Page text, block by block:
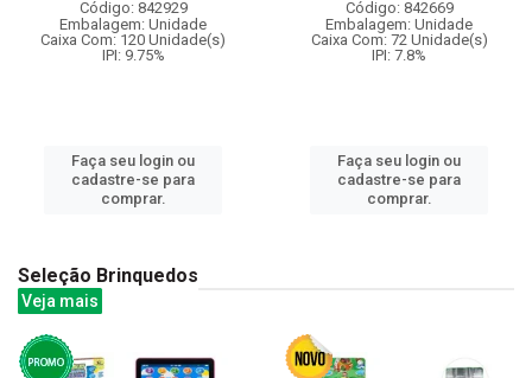
Código: 842929
Embalagem: Unidade
Caixa Com: 120 Unidade(s)
IPI: 9.75%
Faça seu login ou
cadastre-se para
comprar.
Código: 842669
Embalagem: Unidade
Caixa Com: 72 Unidade(s)
IPI: 7.8%
Faça seu login ou
cadastre-se para
comprar.
Seleção Brinquedos
Veja mais